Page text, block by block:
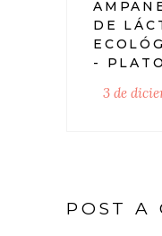
DE
-
3 de
POST A